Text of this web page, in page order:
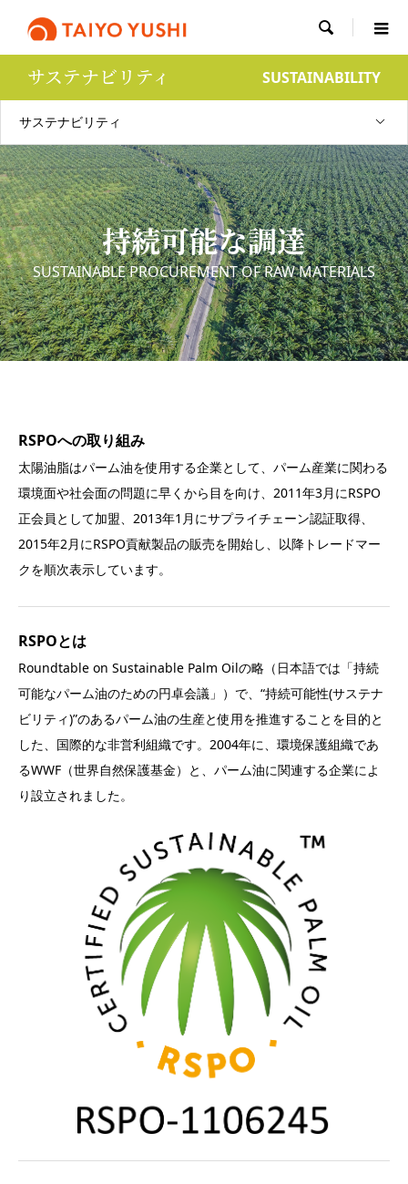

サステナビリティ SUSTAINABILITY
サステナビリティ
持続可能な調達
SUSTAINABLE PROCUREMENT OF RAW MATERIALS
RSPOへの取り組み
太陽油脂はパーム油を使用する企業として、パーム産業に関わる
環境面や社会面の問題に早くから目を向け、2011年3月にRSPO
正会員として加盟、2013年1月にサプライチェーン認証取得、
2015年2月にRSPO貢献製品の販売を開始し、以降トレードマー
クを順次表示しています。
RSPOとは
Roundtable on Sustainable Palm Oilの略（日本語では「持続
可能なパーム油のための円卓会議」）で、“持続可能性(サステナ
ビリティ)”のあるパーム油の生産と使用を推進することを目的と
した、国際的な非営利組織です。2004年に、環境保護組織であ
るWWF（世界自然保護基金）と、パーム油に関連する企業によ
り設立されました。